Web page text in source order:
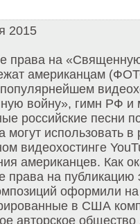
2015
права на
американцам
войну», гимн РФ и
российские песни
могут использовать в
видеохостинге
американцев. Как
права на публикацию
оформили
в США
авторское